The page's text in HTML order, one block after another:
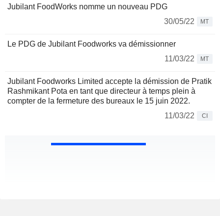
Jubilant FoodWorks nomme un nouveau PDG
30/05/22
MT
Le PDG de Jubilant Foodworks va démissionner
11/03/22
MT
Jubilant Foodworks Limited accepte la démission de Pratik
Rashmikant Pota en tant que directeur à temps plein à
compter de la fermeture des bureaux le 15 juin 2022.
11/03/22
CI